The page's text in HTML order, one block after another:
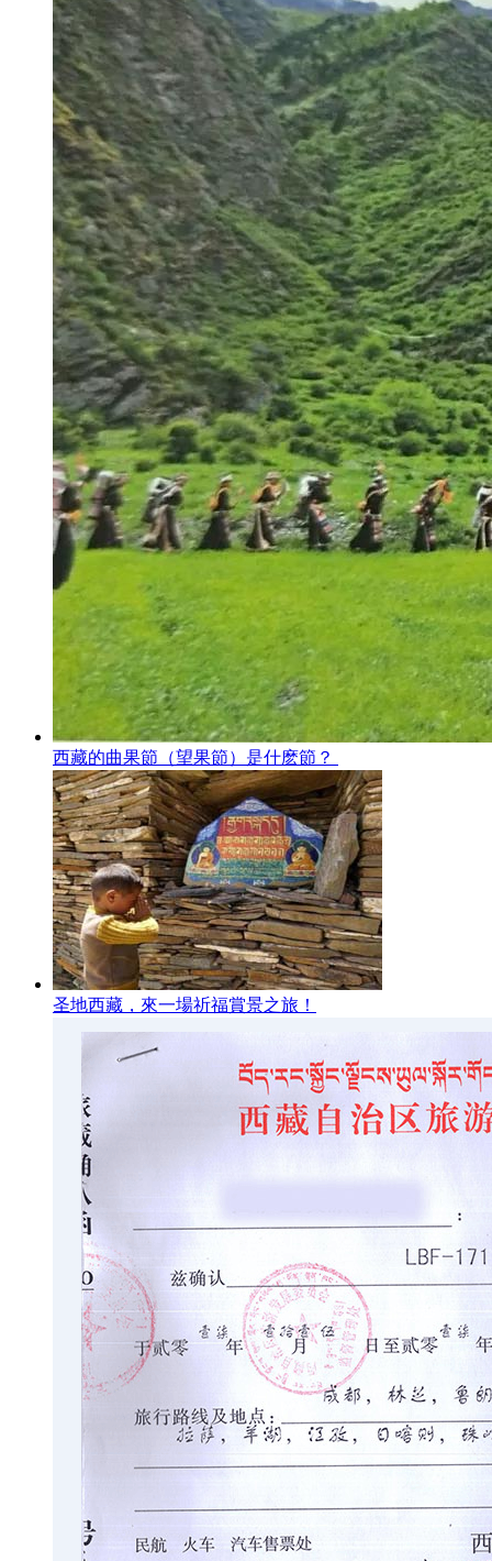
西藏的曲果節（望果節）是什麽節？ ​
圣地西藏，來一場祈福賞景之旅！